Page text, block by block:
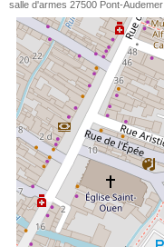
salle d'armes 27500 Pont-Audemer